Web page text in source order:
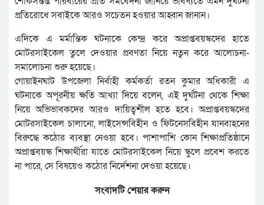
প্রতিরোধে সবাইকে আরও সচেতন হওয়ার আহ্বান জানান।
এদিকে এ মর্মান্তিক ঘটনাকে কেন্দ্র করে অপ্রাপ্তবয়স্কদের হাতে
মোটরসাইকেল তুলে দেওয়ার প্রবণতা নিয়ে নতুন করে আলোচনা-
সমালোচনা শুরু হয়েছে।
গোয়াইনঘাট উপজেলা নির্বাহী কর্মকর্তা রতন কুমার অধিকারী এ
ঘটনাকে অপূরনীয় ক্ষতি আখ্যা দিয়ে বলেন, এই দুর্ঘটনা থেকে শিক্ষা
নিয়ে অভিভাবকদের আরও দায়িত্বশীল হতে হবে। অপ্রাপ্তবয়স্কদের
মোটরসাইকেল চালানো, লাইসেন্সবিহীন ও ফিটনেসবিহীন যানবাহনের
বিরুদ্ধে কঠোর ব্যবস্থা নেওয়া হবে। পাশাপাশি কোন শিক্ষাপ্রতিষ্ঠানে
অপ্রাপ্তবয়স্ক শিক্ষার্থীরা যাতে মোটরসাইকেল নিয়ে স্কুলে প্রবেশ করতে
না পারে, সে বিষয়েও কঠোর নির্দেশনা দেওয়া হয়েছে।
সংবাদটি শেয়ার করুন